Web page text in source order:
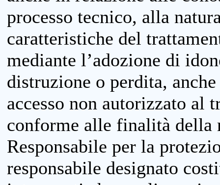
processo tecnico, alla
caratteristiche del
mediante l’adozione di
distruzione o perdita,
accesso non autorizzato al
conforme alle finalità della
Responsabile per la
responsabile designato